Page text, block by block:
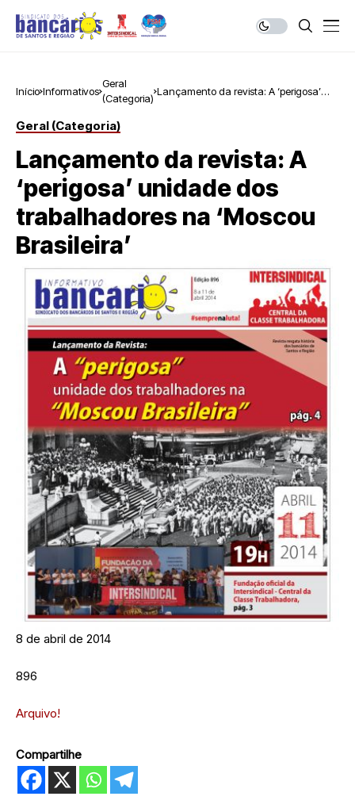
Início Informativos
Geral
(Categoria)
Lançamento da revista: A ‘perigosa’
Geral (Categoria)
Lançamento da revista: A
‘perigosa’ unidade dos
trabalhadores na ‘Moscou
Brasileira’
8 de abril de 2014
896
Arquivo!
Compartilhe